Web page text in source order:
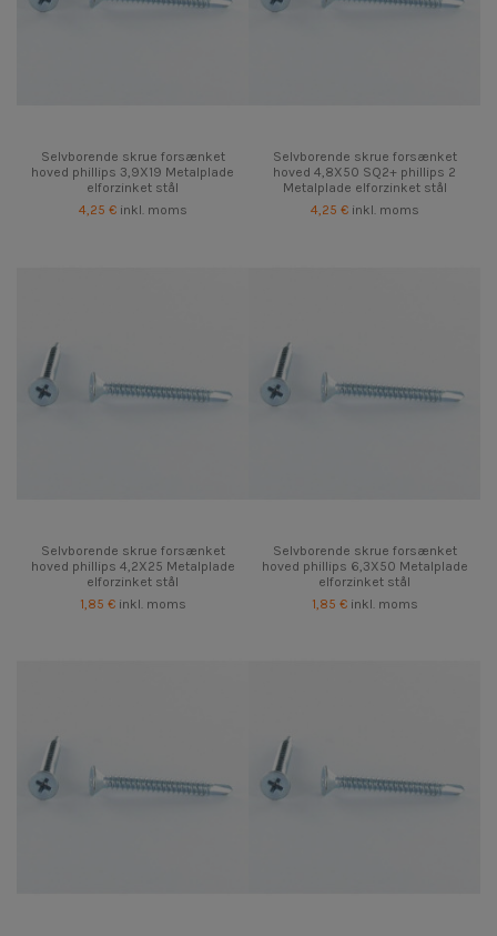
Selvborende skrue forsænket
hoved phillips 3,9X19 Metalplade
elforzinket stål
4,25 € inkl. moms
Selvborende skrue forsænket
hoved 4,8X50 SQ2+ phillips 2
Metalplade elforzinket stål
4,25 € inkl. moms
Selvborende skrue forsænket
hoved phillips 4,2X25 Metalplade
elforzinket stål
1,85 € inkl. moms
Selvborende skrue forsænket
hoved phillips 6,3X50 Metalplade
elforzinket stål
1,85 € inkl. moms